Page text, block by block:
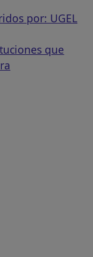
por: UGEL
que